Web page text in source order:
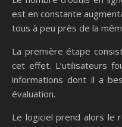
est en constante
tous à peu près de la
La première étape
cet effet. L’utilisateurs
informations dont il a
évaluation.
Le logiciel prend alors le